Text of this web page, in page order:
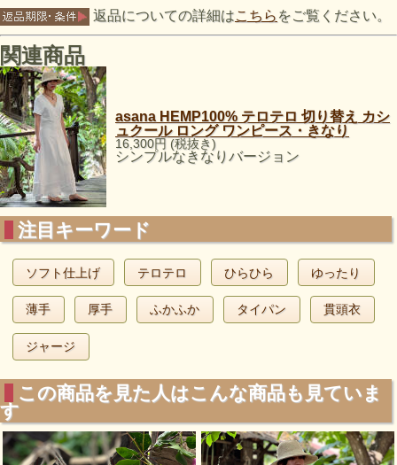
返品についての詳細はこちら をご覧ください。
関連商品
asana HEMP100% テロテロ 切り替え カシ
ュクール ロング ワンピース・きなり
16,300円 (税抜き)
シンプルなきなりバージョン
注目キーワード
ソフト仕上げ テロテロ ひらひら ゆったり
薄手 厚手 ふかふか タイパン 貫頭衣
ジャージ
この商品を見た人はこんな商品も見ていま
す